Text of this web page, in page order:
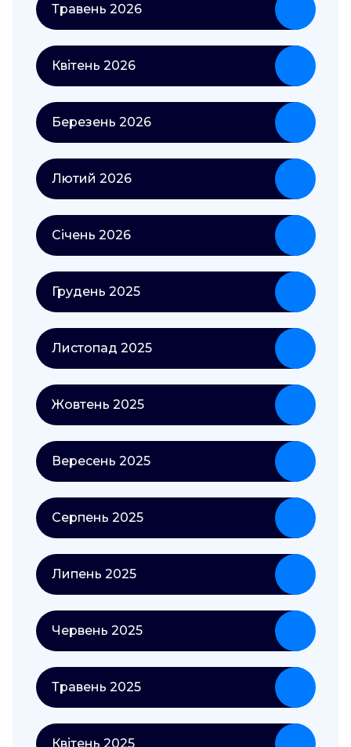
Травень 2026
Квітень 2026
Березень 2026
Лютий 2026
Січень 2026
Грудень 2025
Листопад 2025
Жовтень 2025
Вересень 2025
Серпень 2025
Липень 2025
Червень 2025
Травень 2025
Квітень 2025